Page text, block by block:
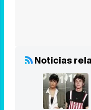
Noticias